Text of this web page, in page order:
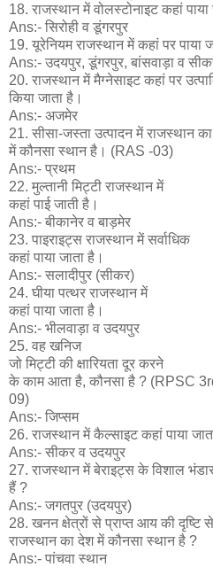
18. राजस्थान में वोलस्टोनाइट कहां पाया
Ans:- सिरोही व डूंगरपुर
19. यूरेनियम राजस्थान में कहां पर पाया
Ans:- उदयपुर, डूंगरपुर, बांसवाड़ा व
20. राजस्थान में मैग्नेसाइट कहां पर
किया जाता है।
Ans:- अजमेर
21. सीसा-जस्ता उत्पादन में राजस्थान
में कौनसा स्थान है। (RAS -03)
Ans:- प्रथम
22. मुल्तानी मिट्टी राजस्थान में
कहां पाई जाती है।
Ans:- बीकानेर व बाड़मेर
23. पाइराइट्स राजस्थान में सर्वाधिक
कहां पाया जाता है।
Ans:- सलादीपुर (सीकर)
24. घीया पत्थर राजस्थान में
कहां पाया जाता है।
Ans:- भीलवाड़ा व उदयपुर
25. वह खनिज
जो मिट्टी की क्षारियता दूर करने
के काम आता है, कौनसा है ? (RPSC
09)
Ans:- जिप्सम
26. राजस्थान में कैल्साइट कहां पाया
Ans:- सीकर व उदयपुर
27. राजस्थान में बेराइट्स के विशाल
हैं ?
Ans:- जगतपुर (उदयपुर)
28. खनन क्षेत्रों से प्राप्त आय की दृष्टि से
राजस्थान का देश में कौनसा स्थान है ?
Ans:- पांचवा स्थान